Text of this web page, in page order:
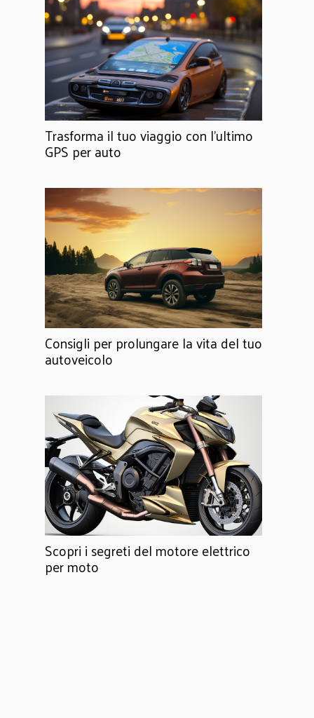
Trasforma il tuo viaggio con l'ultimo
GPS per auto
Consigli per prolungare la vita del tuo
autoveicolo
Scopri i segreti del motore elettrico
per moto